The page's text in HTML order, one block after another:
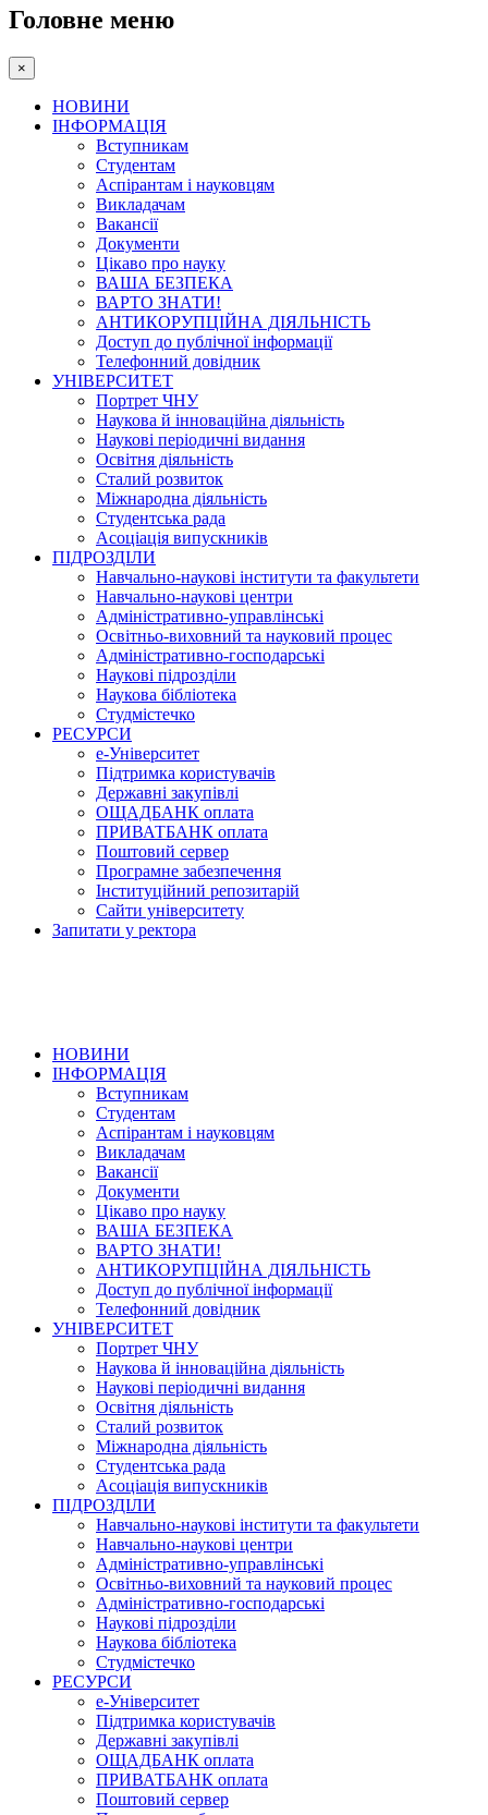
Головне меню
×
НОВИНИ
ІНФОРМАЦІЯ
Вступникам
Студентам
Аспірантам і науковцям
Викладачам
Вакансії
Документи
Цікаво про науку
ВАША БЕЗПЕКА
ВАРТО ЗНАТИ!
АНТИКОРУПЦІЙНА ДІЯЛЬНІСТЬ
Доступ до публічної інформації
Телефонний довідник
УНІВЕРСИТЕТ
Портрет ЧНУ
Наукова й інноваційна діяльність
Наукові періодичні видання
Освітня діяльність
Сталий розвиток
Міжнародна діяльність
Студентська рада
Асоціація випускників
ПІДРОЗДІЛИ
Навчально-наукові інститути та факультети
Навчально-наукові центри
Адміністративно-управлінські
Освітньо-виховний та науковий процес
Адміністративно-господарські
Наукові підрозділи
Наукова бібліотека
Студмістечко
РЕСУРСИ
е-Університет
Підтримка користувачів
Державні закупівлі
ОЩАДБАНК оплата
ПРИВАТБАНК оплата
Поштовий сервер
Програмне забезпечення
Інституційний репозитарій
Сайти університету
Запитати у ректора
НОВИНИ
ІНФОРМАЦІЯ
Вступникам
Студентам
Аспірантам і науковцям
Викладачам
Вакансії
Документи
Цікаво про науку
ВАША БЕЗПЕКА
ВАРТО ЗНАТИ!
АНТИКОРУПЦІЙНА ДІЯЛЬНІСТЬ
Доступ до публічної інформації
Телефонний довідник
УНІВЕРСИТЕТ
Портрет ЧНУ
Наукова й інноваційна діяльність
Наукові періодичні видання
Освітня діяльність
Сталий розвиток
Міжнародна діяльність
Студентська рада
Асоціація випускників
ПІДРОЗДІЛИ
Навчально-наукові інститути та факультети
Навчально-наукові центри
Адміністративно-управлінські
Освітньо-виховний та науковий процес
Адміністративно-господарські
Наукові підрозділи
Наукова бібліотека
Студмістечко
РЕСУРСИ
е-Університет
Підтримка користувачів
Державні закупівлі
ОЩАДБАНК оплата
ПРИВАТБАНК оплата
Поштовий сервер